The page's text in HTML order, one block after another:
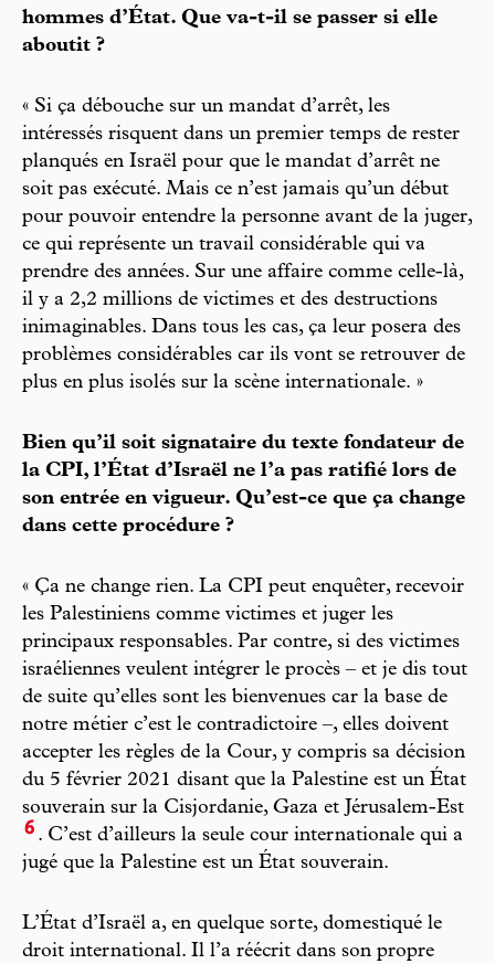
hommes d’État. Que va-t-il se passer si elle
aboutit ?
« Si ça débouche sur un mandat d’arrêt, les
intéressés risquent dans un premier temps de rester
planqués en Israël pour que le mandat d’arrêt ne
soit pas exécuté. Mais ce n’est jamais qu’un début
pour pouvoir entendre la personne avant de la juger,
ce qui représente un travail considérable qui va
prendre des années. Sur une affaire comme celle-là,
il y a 2,2 millions de victimes et des destructions
inimaginables. Dans tous les cas, ça leur posera des
problèmes considérables car ils vont se retrouver de
plus en plus isolés sur la scène internationale. »
Bien qu’il soit signataire du texte fondateur de
la CPI, l’État d’Israël ne l’a pas ratifié lors de
son entrée en vigueur. Qu’est-ce que ça change
dans cette procédure ?
« Ça ne change rien. La CPI peut enquêter, recevoir
les Palestiniens comme victimes et juger les
principaux responsables. Par contre, si des victimes
israéliennes veulent intégrer le procès – et je dis tout
de suite qu’elles sont les bienvenues car la base de
notre métier c’est le contradictoire –, elles doivent
accepter les règles de la Cour, y compris sa décision
du 5 février 2021 disant que la Palestine est un État
souverain sur la Cisjordanie, Gaza et Jérusalem-Est
6 . C’est d’ailleurs la seule cour internationale qui a
jugé que la Palestine est un État souverain.
L’État d’Israël a, en quelque sorte, domestiqué le
droit international. Il l’a réécrit dans son propre